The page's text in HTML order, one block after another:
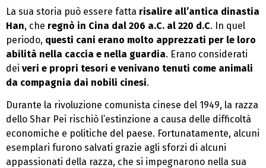
La sua storia può essere fatta risalire all’antica dinastia
Han, che regnò in Cina dal 206 a.C. al 220 d.C. In quel
periodo, questi cani erano molto apprezzati per le loro
abilità nella caccia e nella guardia. Erano considerati
dei veri e propri tesori e venivano tenuti come animali
da compagnia dai nobili cinesi.
Durante la rivoluzione comunista cinese del 1949, la razza
dello Shar Pei rischiò l’estinzione a causa delle difficoltà
economiche e politiche del paese. Fortunatamente, alcuni
esemplari furono salvati grazie agli sforzi di alcuni
appassionati della razza, che si impegnarono nella sua